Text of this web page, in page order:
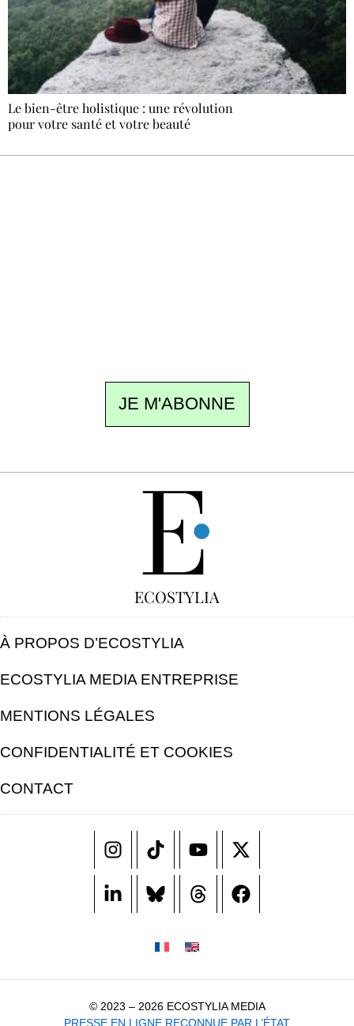
Le bien-être holistique : une révolution
pour votre santé et votre beauté
JE M'ABONNE
ECOSTYLIA
À PROPOS D’ECOSTYLIA
ECOSTYLIA MEDIA ENTREPRISE
MENTIONS LÉGALES
CONFIDENTIALITÉ ET COOKIES
CONTACT
© 2023 – 2026 ECOSTYLIA MEDIA
PRESSE EN LIGNE RECONNUE PAR L’ÉTAT